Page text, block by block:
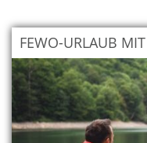
FEWO-URLAUB